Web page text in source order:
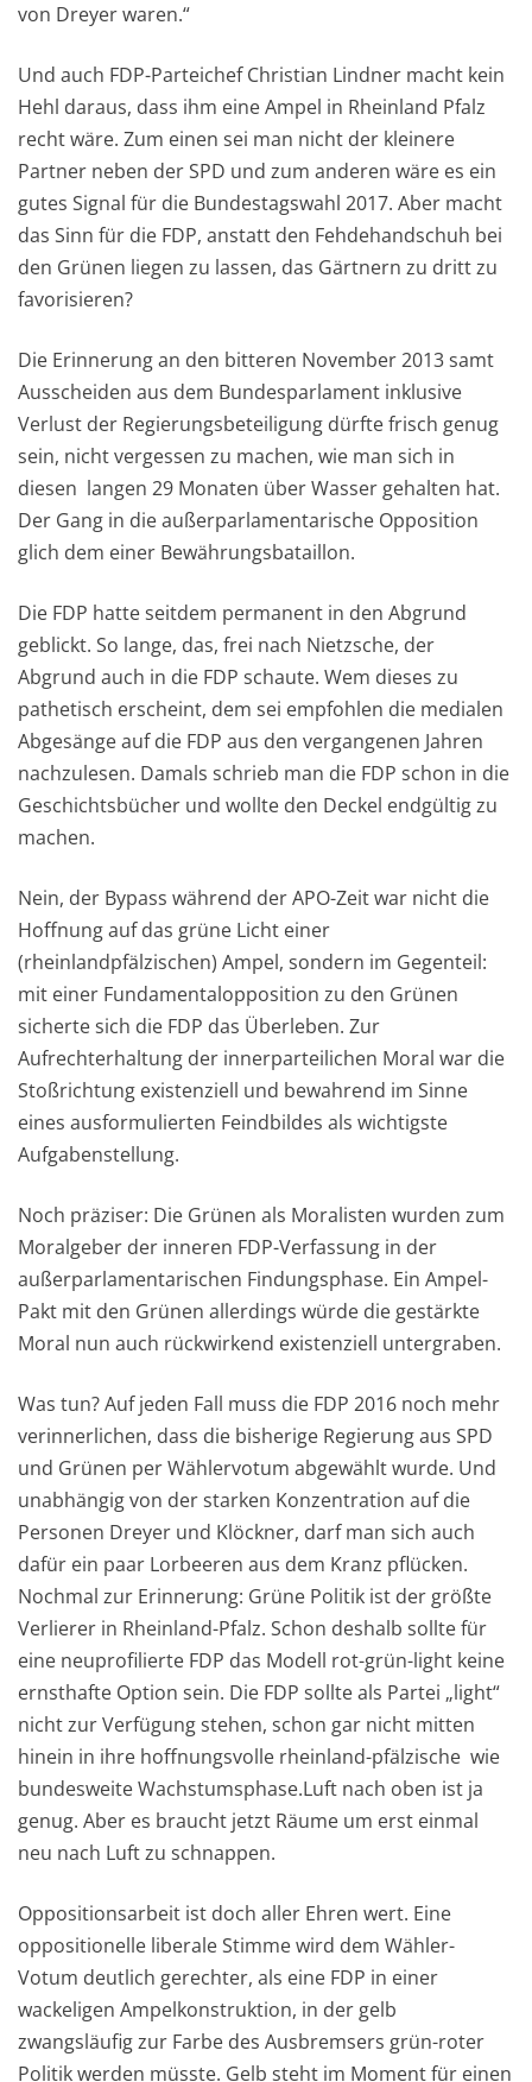
von Dreyer waren.“
Und auch FDP-Parteichef Christian Lindner macht kein
Hehl daraus, dass ihm eine Ampel in Rheinland Pfalz
recht wäre. Zum einen sei man nicht der kleinere
Partner neben der SPD und zum anderen wäre es ein
gutes Signal für die Bundestagswahl 2017. Aber macht
das Sinn für die FDP, anstatt den Fehdehandschuh bei
den Grünen liegen zu lassen, das Gärtnern zu dritt zu
favorisieren?
Die Erinnerung an den bitteren November 2013 samt
Ausscheiden aus dem Bundesparlament inklusive
Verlust der Regierungsbeteiligung dürfte frisch genug
sein, nicht vergessen zu machen, wie man sich in
diesen langen 29 Monaten über Wasser gehalten hat.
Der Gang in die außerparlamentarische Opposition
glich dem einer Bewährungsbataillon.
Die FDP hatte seitdem permanent in den Abgrund
geblickt. So lange, das, frei nach Nietzsche, der
Abgrund auch in die FDP schaute. Wem dieses zu
pathetisch erscheint, dem sei empfohlen die medialen
Abgesänge auf die FDP aus den vergangenen Jahren
nachzulesen. Damals schrieb man die FDP schon in die
Geschichtsbücher und wollte den Deckel endgültig zu
machen.
Nein, der Bypass während der APO-Zeit war nicht die
Hoffnung auf das grüne Licht einer
(rheinlandpfälzischen) Ampel, sondern im Gegenteil:
mit einer Fundamentalopposition zu den Grünen
sicherte sich die FDP das Überleben. Zur
Aufrechterhaltung der innerparteilichen Moral war die
Stoßrichtung existenziell und bewahrend im Sinne
eines ausformulierten Feindbildes als wichtigste
Aufgabenstellung.
Noch präziser: Die Grünen als Moralisten wurden zum
Moralgeber der inneren FDP-Verfassung in der
außerparlamentarischen Findungsphase. Ein Ampel-
Pakt mit den Grünen allerdings würde die gestärkte
Moral nun auch rückwirkend existenziell untergraben.
Was tun? Auf jeden Fall muss die FDP 2016 noch mehr
verinnerlichen, dass die bisherige Regierung aus SPD
und Grünen per Wählervotum abgewählt wurde. Und
unabhängig von der starken Konzentration auf die
Personen Dreyer und Klöckner, darf man sich auch
dafür ein paar Lorbeeren aus dem Kranz pflücken.
Nochmal zur Erinnerung: Grüne Politik ist der größte
Verlierer in Rheinland-Pfalz. Schon deshalb sollte für
eine neuprofilierte FDP das Modell rot-grün-light keine
ernsthafte Option sein. Die FDP sollte als Partei „light“
nicht zur Verfügung stehen, schon gar nicht mitten
hinein in ihre hoffnungsvolle rheinland-pfälzische wie
bundesweite Wachstumsphase.Luft nach oben ist ja
genug. Aber es braucht jetzt Räume um erst einmal
neu nach Luft zu schnappen.
Oppositionsarbeit ist doch aller Ehren wert. Eine
oppositionelle liberale Stimme wird dem Wähler-
Votum deutlich gerechter, als eine FDP in einer
wackeligen Ampelkonstruktion, in der gelb
zwangsläufig zur Farbe des Ausbremsers grün-roter
Politik werden müsste. Gelb steht im Moment für einen